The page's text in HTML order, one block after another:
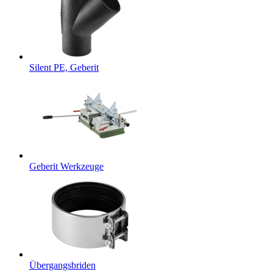
Silent PE, Geberit
Geberit Werkzeuge
Übergangsbriden